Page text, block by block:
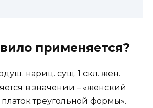
применяется?
нариц. сущ. 1 скл. жен.
в значении – «женский
треугольной формы».